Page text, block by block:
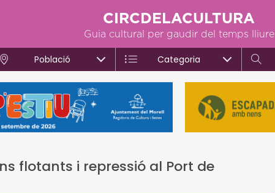
CIRCDELACULTURA
Guia cultural per gaudir del temps lliure
Població Categoria
flotants i repressió al Port de